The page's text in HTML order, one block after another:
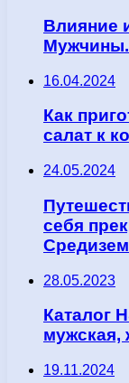
Влияние
Мужчины.
16.04.2024
Как
салат к
24.05.2024
себя
28.05.2023
Каталог
мужская,
19.11.2024